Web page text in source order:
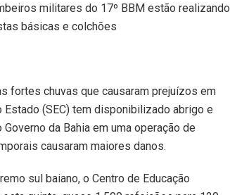
militares do 17º BBM estão realizando
básicas e colchões
fortes chuvas que causaram prejuízos em
(SEC) tem disponibilizado abrigo e
da Bahia em uma operação de
causaram maiores danos.
sul baiano, o Centro de Educação